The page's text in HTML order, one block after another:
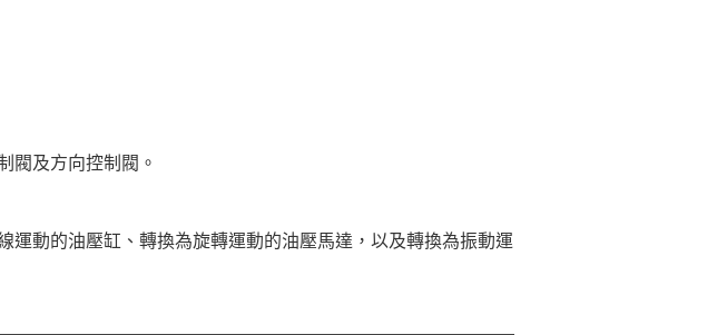
及方向控制閥。
動的油壓缸、轉換為旋轉運動的油壓馬達，以及轉換為振動運